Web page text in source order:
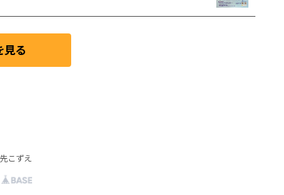
見る
こずえ